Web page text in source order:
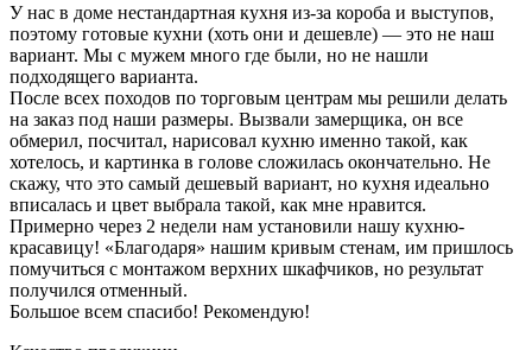
У нас в доме нестандартная кухня из-за короба и выступов,
поэтому готовые кухни (хоть они и дешевле) — это не наш
вариант. Мы с мужем много где были, но не нашли
подходящего варианта.
После всех походов по торговым центрам мы решили делать
на заказ под наши размеры. Вызвали замерщика, он все
обмерил, посчитал, нарисовал кухню именно такой, как
хотелось, и картинка в голове сложилась окончательно. Не
скажу, что это самый дешевый вариант, но кухня идеально
вписалась и цвет выбрала такой, как мне нравится.
Примерно через 2 недели нам установили нашу кухню-
красавицу! «Благодаря» нашим кривым стенам, им пришлось
помучиться с монтажом верхних шкафчиков, но результат
получился отменный.
Большое всем спасибо! Рекомендую!